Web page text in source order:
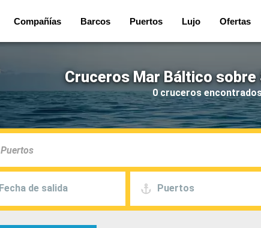
Compañías Barcos Puertos Lujo Ofertas
Cruceros Mar Báltico sobre
0 cruceros
Fecha de salida Puertos